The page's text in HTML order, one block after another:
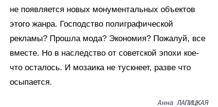
не появляется новых монументальных объектов
этого жанра. Господство полиграфической
рекламы? Прошла мода? Экономия? Пожалуй, все
вместе. Но в наследство от советской эпохи кое-
что осталось. И мозаика не тускнеет, разве что
осыпается.
Анна ЛАПИЦКАЯ